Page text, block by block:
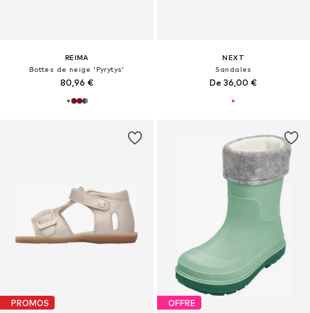
REIMA
Bottes de neige 'Pyrytys'
80,96 €
NEXT
Sandales
De 36,00 €
PROMOS OFFRE